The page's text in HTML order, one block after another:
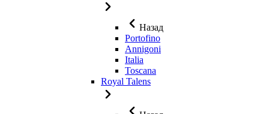
Назад
Portofino
Annigoni
Italia
Toscana
Royal Talens